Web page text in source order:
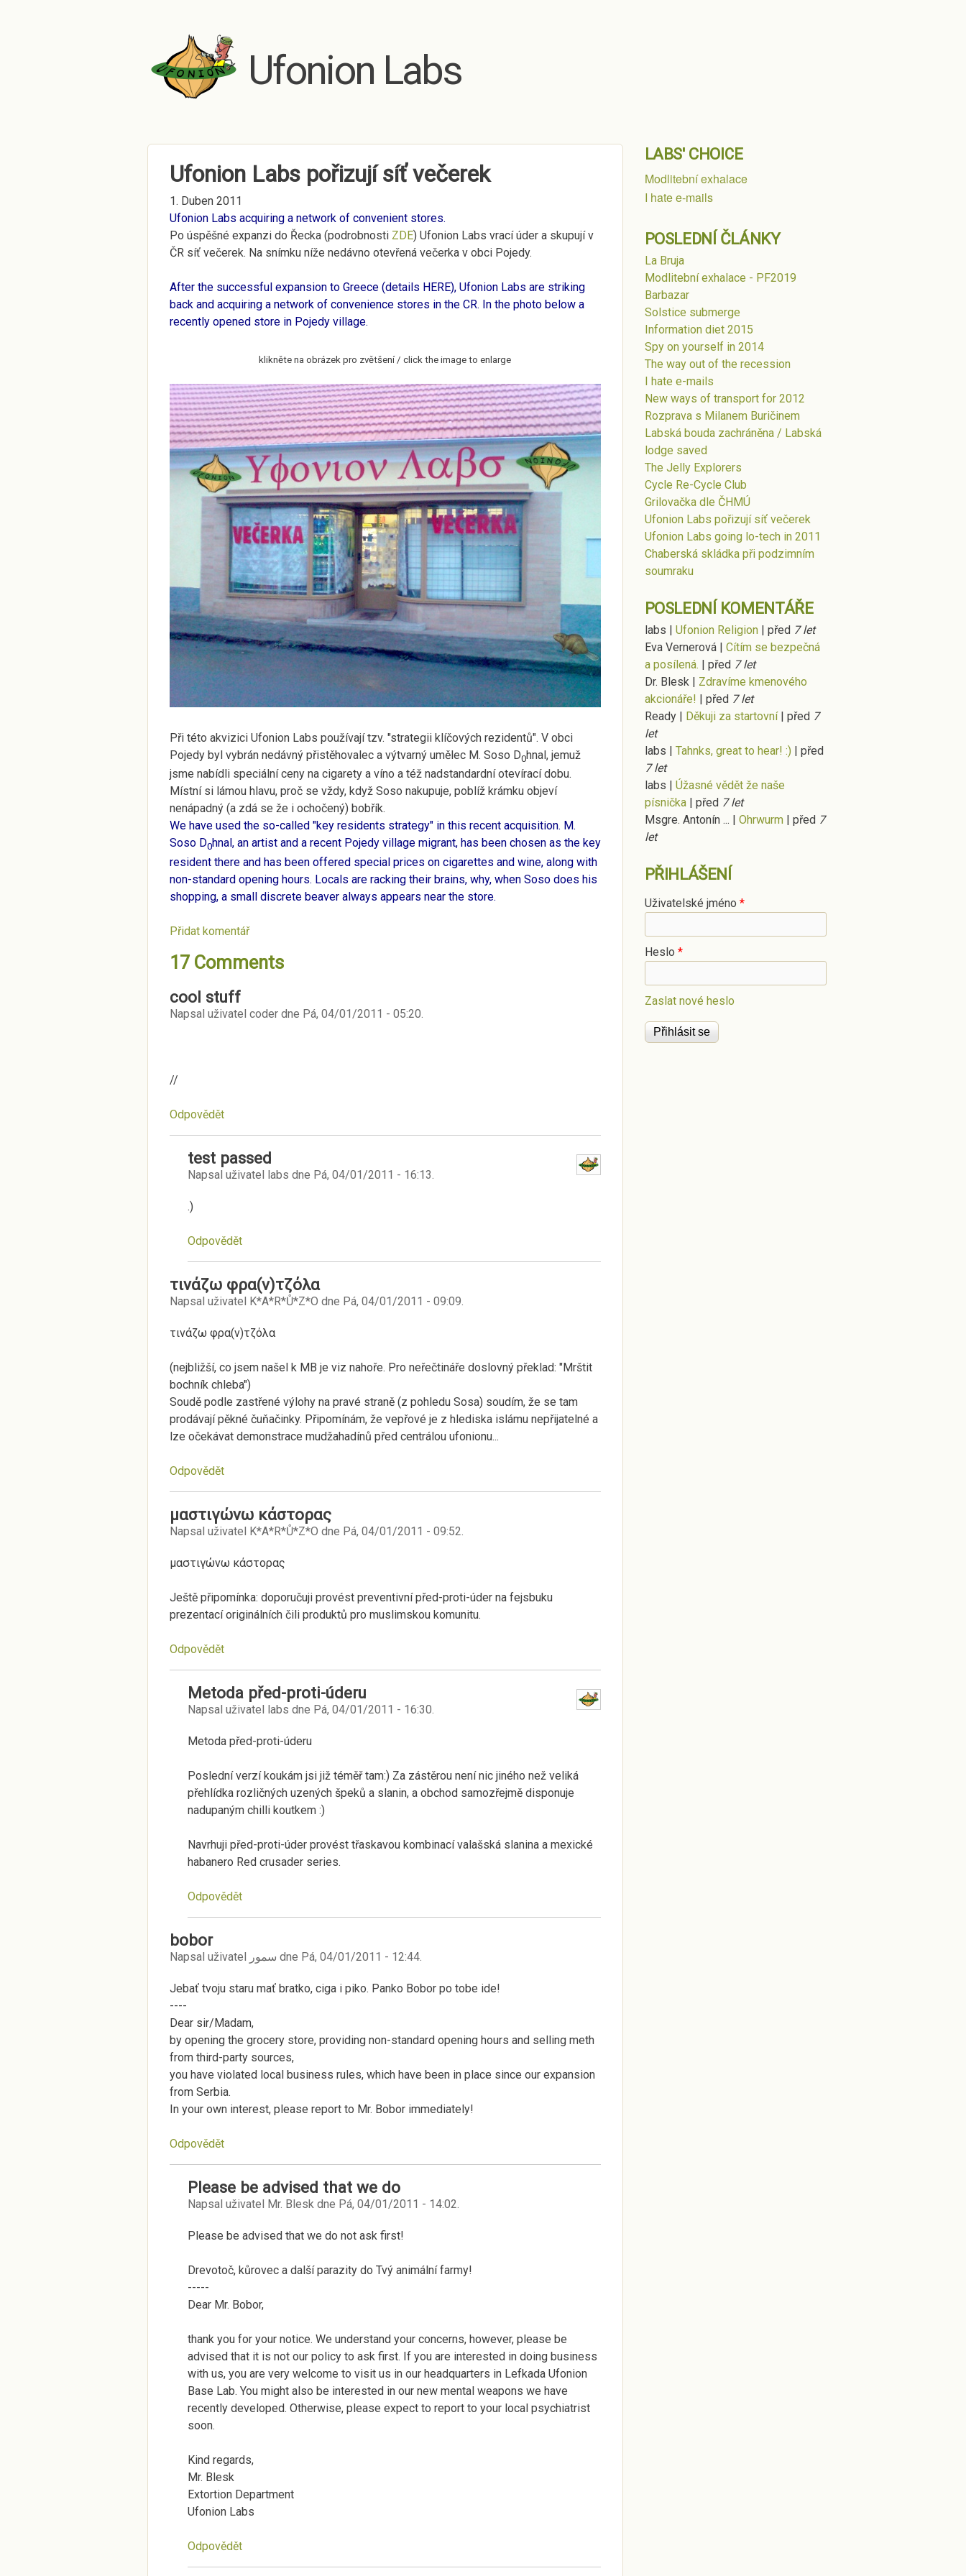
Ufonion Labs
Ufonion Labs pořizují síť večerek
1. Duben 2011
Ufonion Labs acquiring a network of convenient stores.
Po úspěšné expanzi do Řecka (podrobnosti ZDE) Ufonion Labs vrací úder a skupují v
ČR síť večerek. Na snímku níže nedávno otevřená večerka v obci Pojedy.
After the successful expansion to Greece (details HERE), Ufonion Labs are striking
back and acquiring a network of convenience stores in the CR. In the photo below a
recently opened store in Pojedy village.
klikněte na obrázek pro zvětšení / click the image to enlarge
Při této akvizici Ufonion Labs používají tzv. "strategii klíčových rezidentů". V obci
Pojedy byl vybrán nedávný přistěhovalec a výtvarný umělec M. Soso D0hnal, jemuž
jsme nabídli speciální ceny na cigarety a víno a též nadstandardní otevírací dobu.
Místní si lámou hlavu, proč se vždy, když Soso nakupuje, poblíž krámku objeví
nenápadný (a zdá se že i ochočený) bobřík.
We have used the so-called "key residents strategy" in this recent acquisition. M.
Soso D0hnal, an artist and a recent Pojedy village migrant, has been chosen as the key
resident there and has been offered special prices on cigarettes and wine, along with
non-standard opening hours. Locals are racking their brains, why, when Soso does his
shopping, a small discrete beaver always appears near the store.
Přidat komentář
17 Comments
cool stuff
Napsal uživatel coderdne Pá, 04/01/2011 - 05:20
//
Odpovědět
test passed
Napsal uživatel labs dne Pá, 04/01/2011 - 16:13
.)
Odpovědět
τινάζω φρα(ν)τζόλα
Napsal uživatel K*A*R*Ů*Z*O dne Pá, 04/01/2011 - 09:09
τινάζω φρα(ν)τζόλα
(nejbližší, co jsem našel k MB je viz nahoře. Pro neřečtináře doslovný překlad: "Mrštit
bochník chleba")
Soudě podle zastřené výlohy na pravé straně (z pohledu Sosa) soudím, že se tam
prodávají pěkné čuňačinky. Připomínám, že vepřové je z hlediska islámu nepřijatelné a
lze očekávat demonstrace mudžahadínů před centrálou ufonionu...
Odpovědět
μαστιγώνω κάστορας
Napsal uživatel K*A*R*Ů*Z*O dne Pá, 04/01/2011 - 09:52
μαστιγώνω κάστορας
Ještě připomínka: doporučuji provést preventivní před-proti-úder na fejsbuku
prezentací originálních čili produktů pro muslimskou komunitu.
Odpovědět
Metoda před-proti-úderu
Napsal uživatel labs dne Pá, 04/01/2011 - 16:30
Metoda před-proti-úderu
Poslední verzí koukám jsi již téměř tam:) Za zástěrou není nic jiného než veliká
přehlídka rozličných uzených špeků a slanin, a obchod samozřejmě disponuje
nadupaným chilli koutkem :)
Navrhuji před-proti-úder provést třaskavou kombinací valašská slanina a mexické
habanero Red crusader series.
Odpovědět
bobor
Napsal uživatel سمور dne Pá, 04/01/2011 - 12:44.
Jebať tvoju staru mať bratko, ciga i piko. Panko Bobor po tobe ide!
----
Dear sir/Madam,
by opening the grocery store, providing non-standard opening hours and selling meth
from third-party sources,
you have violated local business rules, which have been in place since our expansion
from Serbia.
In your own interest, please report to Mr. Bobor immediately!
Odpovědět
Please be advised that we do
Napsal uživatel Mr. Blesk dne Pá, 04/01/2011 - 14:02
Please be advised that we do not ask first!
Drevotoč, kůrovec a další parazity do Tvý animální farmy!
-----
Dear Mr. Bobor,
thank you for your notice. We understand your concerns, however, please be
advised that it is not our policy to ask first. If you are interested in doing business
with us, you are very welcome to visit us in our headquarters in Lefkada Ufonion
Base Lab. You might also be interested in our new mental weapons we have
recently developed. Otherwise, please expect to report to your local psychiatrist
soon.
Kind regards,
Mr. Blesk
Extortion Department
Ufonion Labs
Odpovědět
LABS' CHOICE
Modlitební exhalace
I hate e-mails
POSLEDNÍ ČLÁNKY
La Bruja
Modlitební exhalace - PF2019
Barbazar
Solstice submerge
Information diet 2015
Spy on yourself in 2014
The way out of the recession
I hate e-mails
New ways of transport for 2012
Rozprava s Milanem Buričinem
Labská bouda zachráněna / Labská
lodge saved
The Jelly Explorers
Cycle Re-Cycle Club
Grilovačka dle ČHMÚ
Ufonion Labs pořizují síť večerek
Ufonion Labs going lo-tech in 2011
Chaberská skládka při podzimním
soumraku
POSLEDNÍ KOMENTÁŘE
labs | Ufonion Religion | před 7 let
Eva Vernerová | Cítím se bezpečná
a posílená. | před 7 let
Dr. Blesk | Zdravíme kmenového
akcionáře! | před 7 let
Ready | Děkuji za startovní | před 7
let
labs | Tahnks, great to hear! :) | před
7 let
labs | Úžasné vědět že naše
písnička | před 7 let
Msgre. Antonín ... | Ohrwurm | před 7
let
PŘIHLÁŠENÍ
Uživatelské jméno *
Heslo *
Zaslat nové heslo